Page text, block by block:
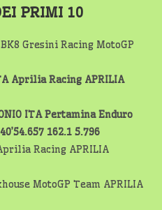
PRIMI 10
Gresini Racing MotoGP
Aprilia Racing APRILIA
ITA Pertamina Enduro
162.1 5.796
Racing APRILIA
MotoGP Team APRILIA